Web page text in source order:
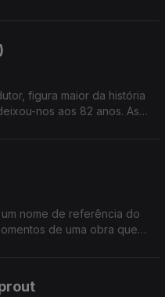
figura maior da história
nos aos 82 anos. As
nome de referência do
de uma obra que